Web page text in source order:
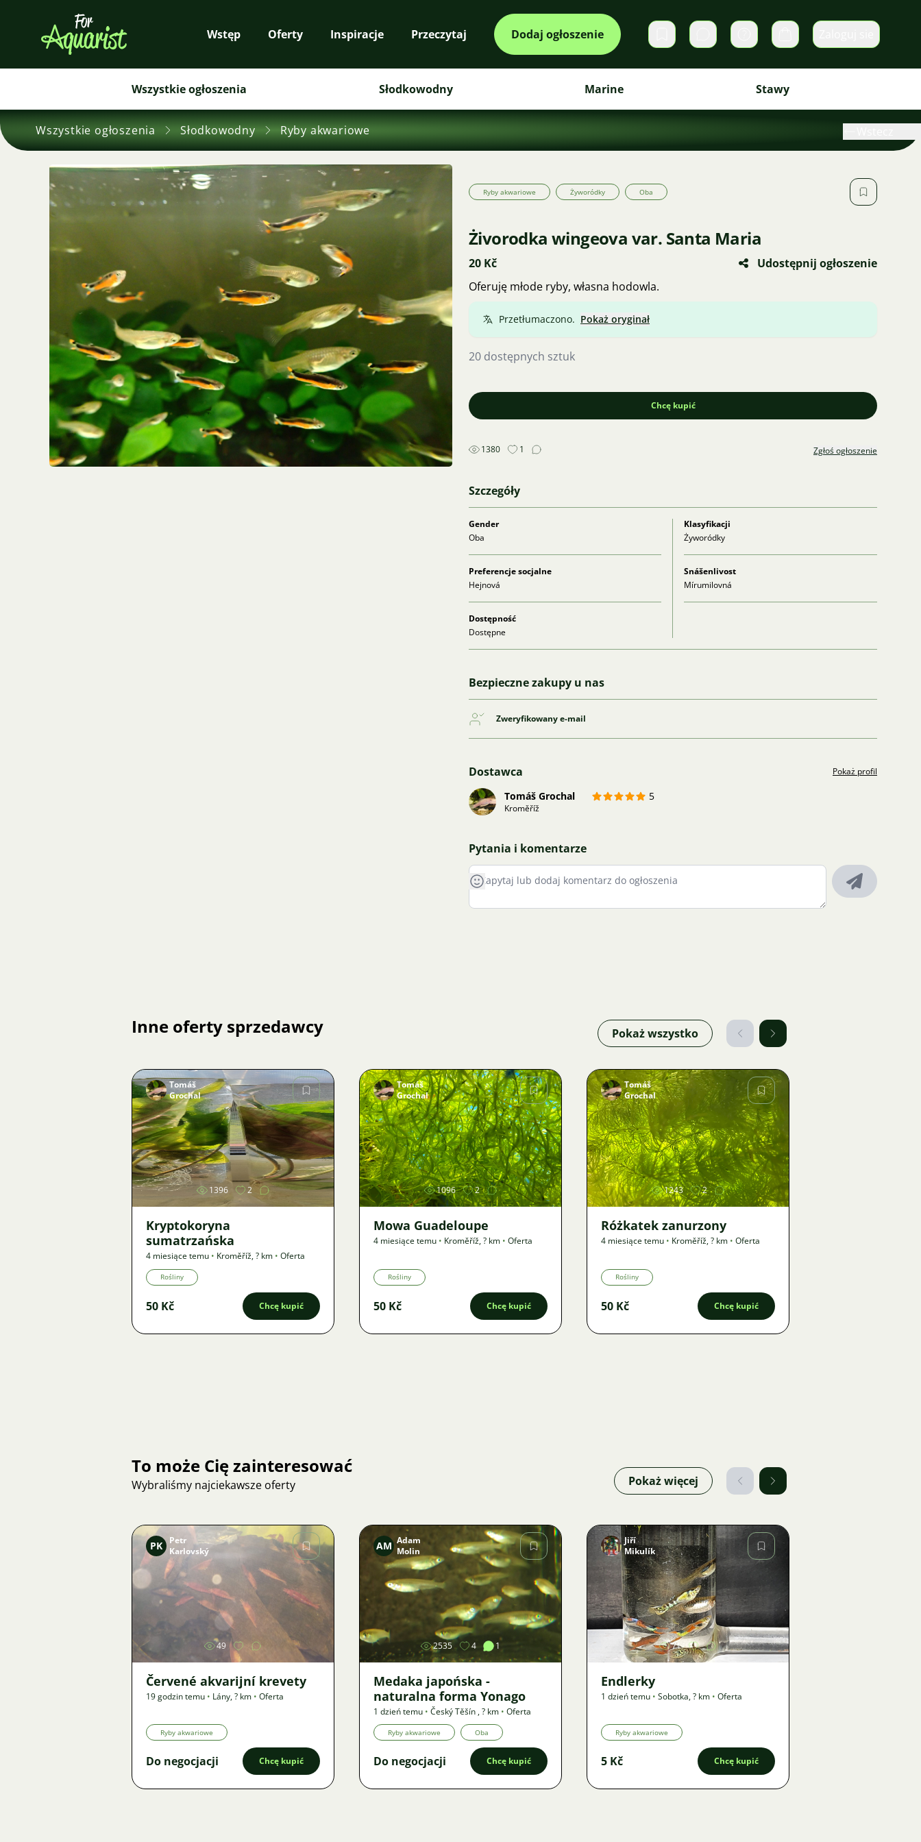
Wstęp Oferty Inspiracje Przeczytaj Dodaj ogłoszenie Prywatne wiadomości
Koszyk
Wszystkie ogłoszenia Słodkowodny Marine Stawy
Wszystkie ogłoszenia Słodkowodny Ryby akwariowe
Ryby akwariowe Żyworódky Oba
Żivorodka wingeova var. Santa Maria
20 Kč
Udostępnij ogłoszenie
Oferuję młode ryby, własna hodowla.
Przetłumaczono. Pokaż oryginał
20 dostępnych sztuk
Chcę kupić
1380 1 Zgłoś ogłoszenie
Szczegóły
Gender
Oba
Klasyfikacji
Żyworódky
Preferencje socjalne
Hejnová
Snášenlivost
Mírumilovná
Dostępność
Dostępne
Bezpieczne zakupy u nas
Zweryfikowany e-mail
Dostawca Pokaż profil
Tomáš Grochal 5
Kroměříž
Pytania i komentarze
Inne oferty sprzedawcy Pokaż wszystko
Zdjęcie
Tomáš
Grochal
1396 2
Kryptokoryna
sumatrzańska
4 miesiące temu • Kroměříž,? km • Oferta
Rośliny
50 Kč Chcę kupić
Zdjęcie
Tomáš
Grochal
1096 2
Mowa Guadeloupe
4 miesiące temu • Kroměříž,? km • Oferta
Rośliny
50 Kč Chcę kupić
Zdjęcie
Tomáš
Grochal
1243 2
Różkatek zanurzony
4 miesiące temu • Kroměříž,? km • Oferta
Rośliny
50 Kč Chcę kupić
To może Cię zainteresować
Wybraliśmy najciekawsze oferty Pokaż więcej
Zdjęcie
PK
Petr
Karlovský
49
Červené akvarijní krevety
19 godzin temu • Lány,? km • Oferta
Ryby akwariowe
Do negocjacji Chcę kupić
Zdjęcie
AM Adam
Molin
2535 4 1
Medaka japońska -
naturalna forma Yonago
1 dzień temu • Český Těšín ,? km • Oferta
Ryby akwariowe Oba
Do negocjacji Chcę kupić
Zdjęcie
Jiří
Mikulík
71
Endlerky
1 dzień temu • Sobotka,? km • Oferta
Ryby akwariowe
5 Kč Chcę kupić